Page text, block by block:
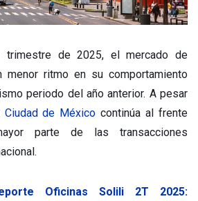
trimestre de 2025, el mercado de
menor ritmo en su comportamiento
periodo del año anterior. A pesar
Ciudad de México continúa al frente
parte de las transacciones
Oficinas Solili 2T 2025: